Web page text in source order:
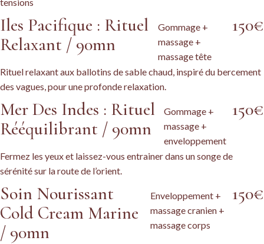
Iles Pacifique : Rituel
Relaxant / 90mn
Gommage +
massage +
massage tête
150€
Rituel relaxant aux ballotins de sable chaud, inspiré du bercement
des vagues, pour une profonde relaxation.
Mer Des Indes : Rituel
Rééquilibrant / 90mn
Gommage +
massage +
enveloppement
150€
Fermez les yeux et laissez-vous entrainer dans un songe de
sérénité sur la route de l’orient.
Soin Nourissant
Cold Cream Marine
/ 90mn
Enveloppement +
massage cranien +
massage corps
150€